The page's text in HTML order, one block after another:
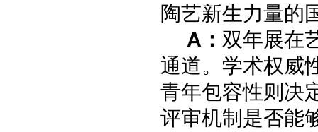
陶艺新生力量的
A： 双年展在
通道。学术权威
青年包容性则决
评审机制是否能